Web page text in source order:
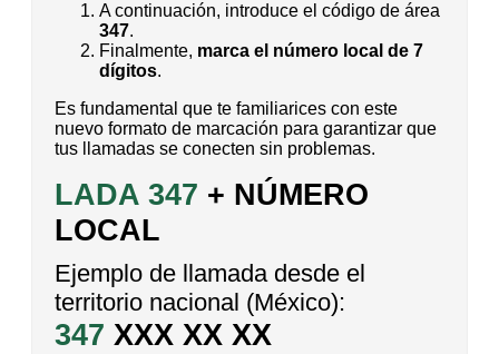
A continuación, introduce el código de área
347.
Finalmente, marca el número local de 7
dígitos.
Es fundamental que te familiarices con este
nuevo formato de marcación para garantizar que
tus llamadas se conecten sin problemas.
LADA 347 + NÚMERO
LOCAL
Ejemplo de llamada desde el
territorio nacional (México):
347 XXX XX XX